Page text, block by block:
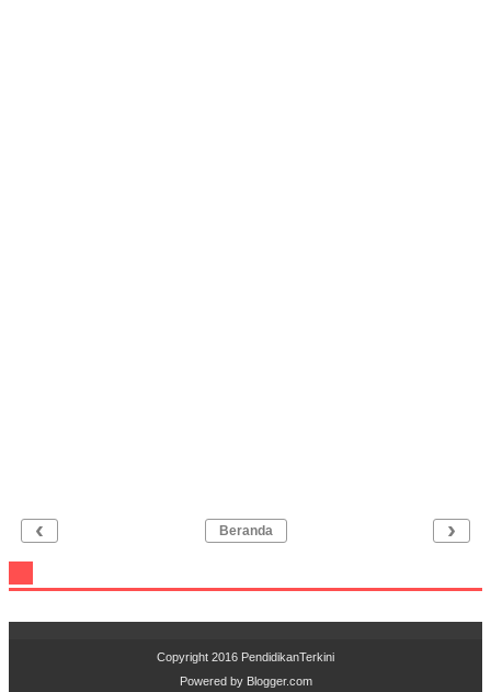
‹ ›
Beranda
Copyright 2016 PendidikanTerkini
Powered by Blogger.com